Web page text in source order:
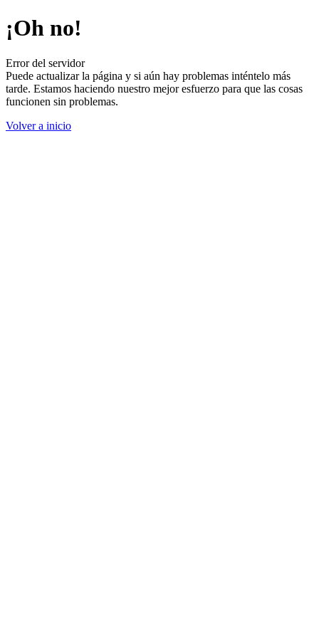
¡Oh no!
Error del servidor
Puede actualizar la página y si aún hay problemas inténtelo más
tarde. Estamos haciendo nuestro mejor esfuerzo para que las cosas
funcionen sin problemas.
Volver a inicio